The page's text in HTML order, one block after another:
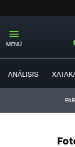
MENÚ
ANÁLISIS